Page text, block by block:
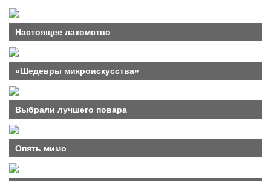
Настоящее лакомство
«Шедевры микроискусства»
Выбрали лучшего повара
Опять мимо